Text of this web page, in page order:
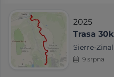
2025
Trasa 30k
Sierre-Zinal
9 srpna